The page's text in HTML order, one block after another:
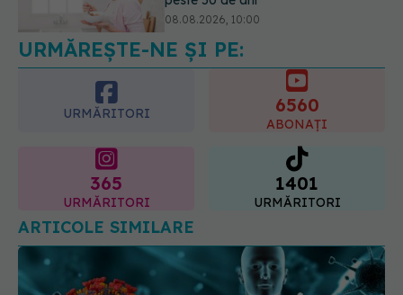
08.08.2026, 13:00
URMĂRITORI
365
URMĂRITORI
1401
URMĂRITORI
ARTICOLE SIMILARE